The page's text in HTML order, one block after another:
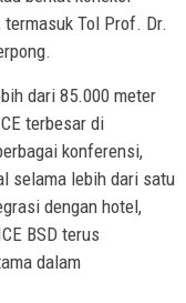
Tol Prof. Dr.
dari 85.000 meter
terbesar di
konferensi,
selama lebih dari satu
dengan hotel,
BSD terus
dalam